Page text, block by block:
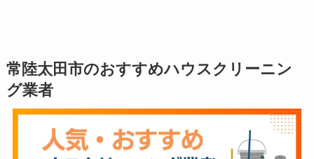
常陸太田市のおすすめハウスクリーニン
グ業者